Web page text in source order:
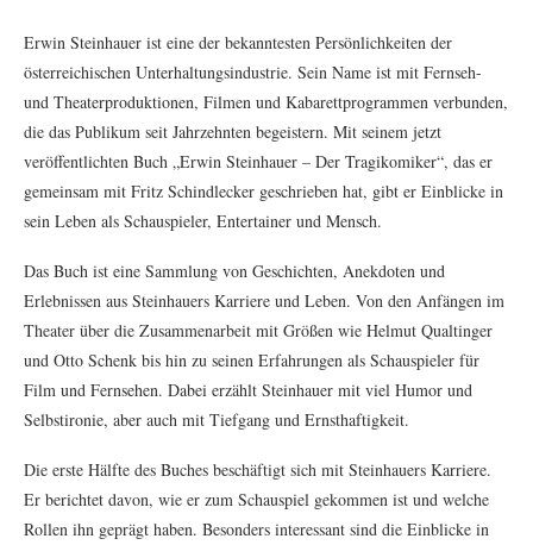
Erwin Steinhauer ist eine der bekanntesten Persönlichkeiten der
österreichischen Unterhaltungsindustrie. Sein Name ist mit Fernseh-
und Theaterproduktionen, Filmen und Kabarettprogrammen verbunden,
die das Publikum seit Jahrzehnten begeistern. Mit seinem jetzt
veröffentlichten Buch „Erwin Steinhauer – Der Tragikomiker“, das er
gemeinsam mit Fritz Schindlecker geschrieben hat, gibt er Einblicke in
sein Leben als Schauspieler, Entertainer und Mensch.
Das Buch ist eine Sammlung von Geschichten, Anekdoten und
Erlebnissen aus Steinhauers Karriere und Leben. Von den Anfängen im
Theater über die Zusammenarbeit mit Größen wie Helmut Qualtinger
und Otto Schenk bis hin zu seinen Erfahrungen als Schauspieler für
Film und Fernsehen. Dabei erzählt Steinhauer mit viel Humor und
Selbstironie, aber auch mit Tiefgang und Ernsthaftigkeit.
Die erste Hälfte des Buches beschäftigt sich mit Steinhauers Karriere.
Er berichtet davon, wie er zum Schauspiel gekommen ist und welche
Rollen ihn geprägt haben. Besonders interessant sind die Einblicke in